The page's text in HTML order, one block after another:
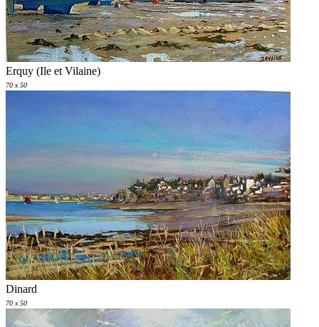
Erquy (Ile et Vilaine)
70 x 50
Dinard
70 x 50